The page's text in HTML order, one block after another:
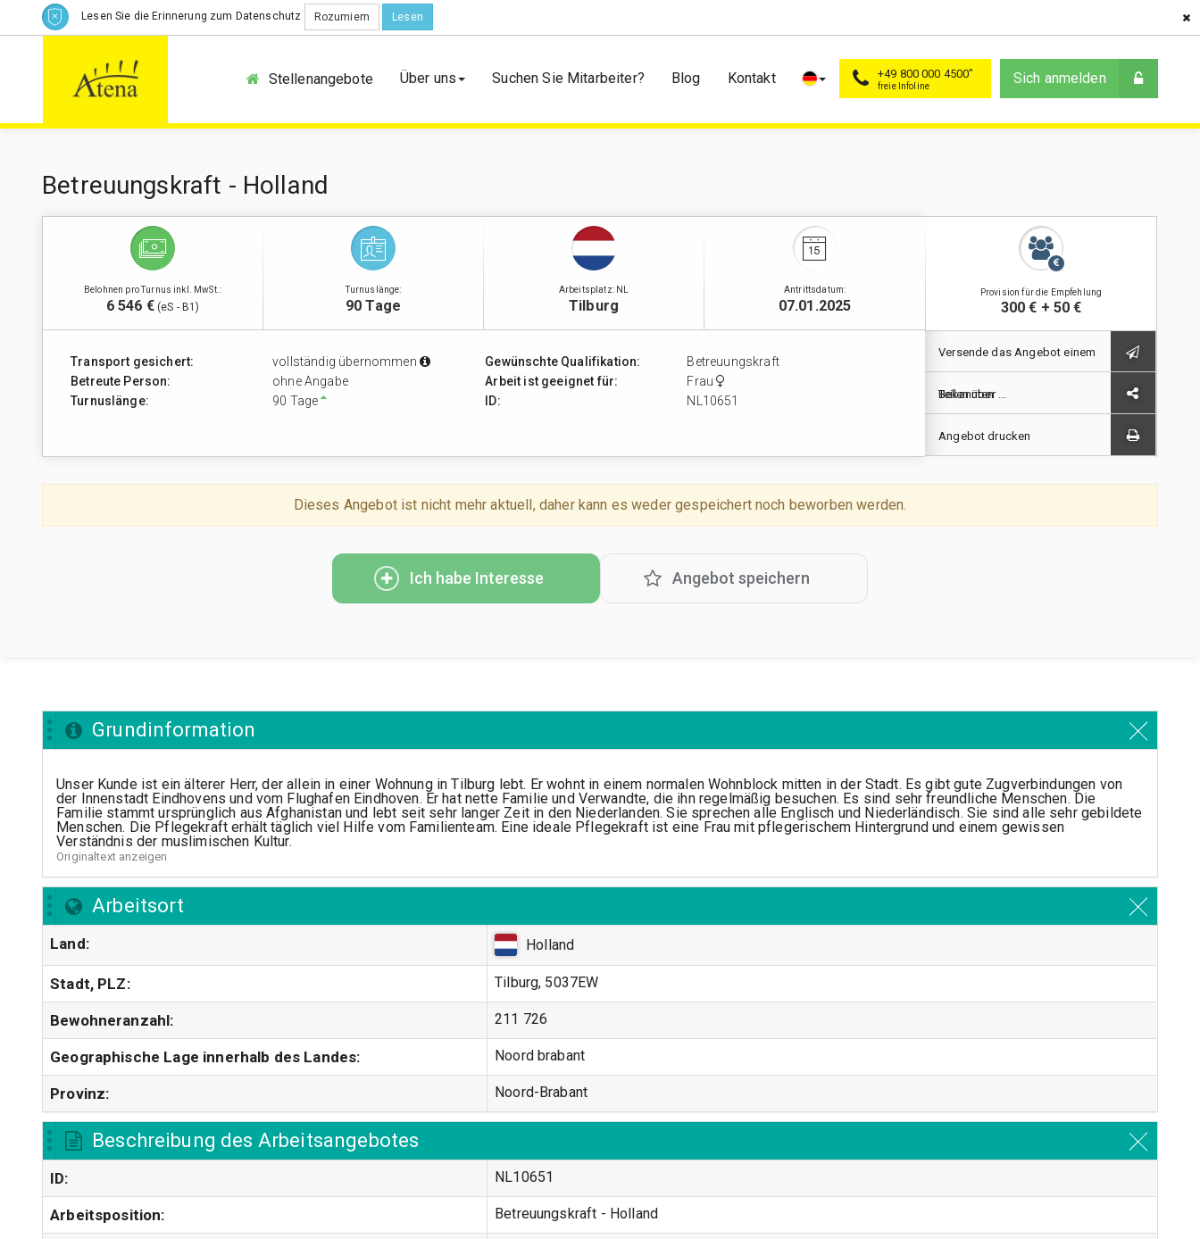
Lesen Sie die Erinnerung zum Datenschutz Rozumiem Lesen
Stellenangebote Über uns Suchen Sie Mitarbeiter? Blog Kontakt +49 800 000 4500" Sich anmelden
Betreuungskraft - Holland
Belohnen pro Turnus inkl. MwSt.:
6 546 €(eS - B1)
Turnuslänge:
90 Tage
Arbeitsplatz: NL
Tilburg
Antrittsdatum:
07.01.2025
Transport gesichert: vollständig übernommen Gewünschte Qualifikation:
Betreuungskraft
Betreute Person:
ohne Angabe Arbeit ist geeignet für:
Frau
Turnuslänge:
90 Tage ID: NL10651
Provision für die Empfehlung
300 € + 50 €
Versende das Angebot einem
Bekannten
Teilen über ...
Angebot drucken
Dieses Angebot ist nicht mehr aktuell, daher kann es weder gespeichert noch beworben werden.
Ich habe Interesse Angebot speichern
Grundinformation
Unser Kunde ist ein älterer Herr, der allein in einer Wohnung in Tilburg lebt. Er wohnt in einem normalen Wohnblock mitten in der Stadt. Es gibt gute Zugverbindungen von
der Innenstadt Eindhovens und vom Flughafen Eindhoven. Er hat nette Familie und Verwandte, die ihn regelmäßig besuchen. Es sind sehr freundliche Menschen. Die
Familie stammt ursprünglich aus Afghanistan und lebt seit sehr langer Zeit in den Niederlanden. Sie sprechen alle Englisch und Niederländisch. Sie sind alle sehr gebildete
Menschen. Die Pflegekraft erhält täglich viel Hilfe vom Familienteam. Eine ideale Pflegekraft ist eine Frau mit pflegerischem Hintergrund und einem gewissen
Originaltext anzeigen
Arbeitsort
Land: Holland
Stadt, PLZ: Tilburg, 5037EW
Bewohneranzahl: 211 726
Geographische Lage innerhalb des Landes: Noord brabant
Provinz: Noord-Brabant
Beschreibung des Arbeitsangebotes
ID: NL10651
Arbeitsposition: Betreuungskraft - Holland